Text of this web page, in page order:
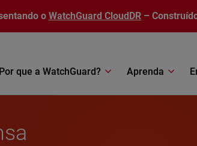
o WatchGuard CloudDR –
Por que a WatchGuard? Aprenda